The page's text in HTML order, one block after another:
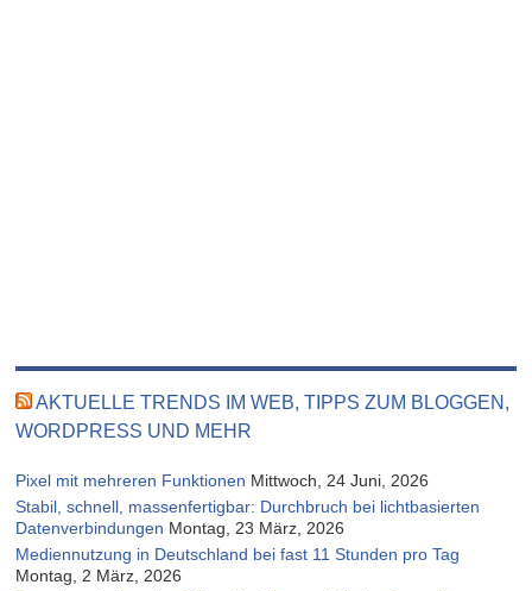
AKTUELLE TRENDS IM WEB, TIPPS ZUM BLOGGEN,
WORDPRESS UND MEHR
Pixel mit mehreren Funktionen Mittwoch, 24 Juni, 2026
Stabil, schnell, massenfertigbar: Durchbruch bei lichtbasierten
Datenverbindungen Montag, 23 März, 2026
Mediennutzung in Deutschland bei fast 11 Stunden pro Tag
Montag, 2 März, 2026